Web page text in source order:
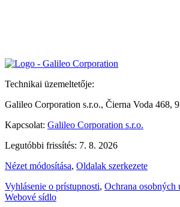
Technikai üzemeltetője:
Galileo Corporation s.r.o., Čierna Voda 468,
Kapcsolat: Galileo Corporation s.r.o.
Legutóbbi frissítés: 7. 8. 2026
Nézet módosítása, Oldalak szerkezete
Vyhlásenie o prístupnosti, Ochrana osobných
Webové sídlo